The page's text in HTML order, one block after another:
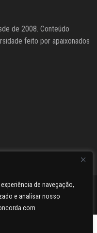
de navegação,
e analisar nosso
com
de 2008. Conteúdo
feito por apaixonados